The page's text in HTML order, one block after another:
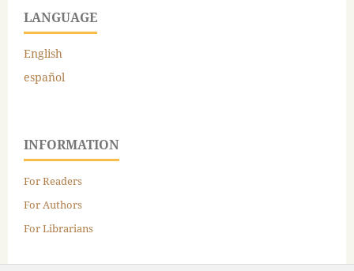
LANGUAGE
English
español
INFORMATION
For Readers
For Authors
For Librarians